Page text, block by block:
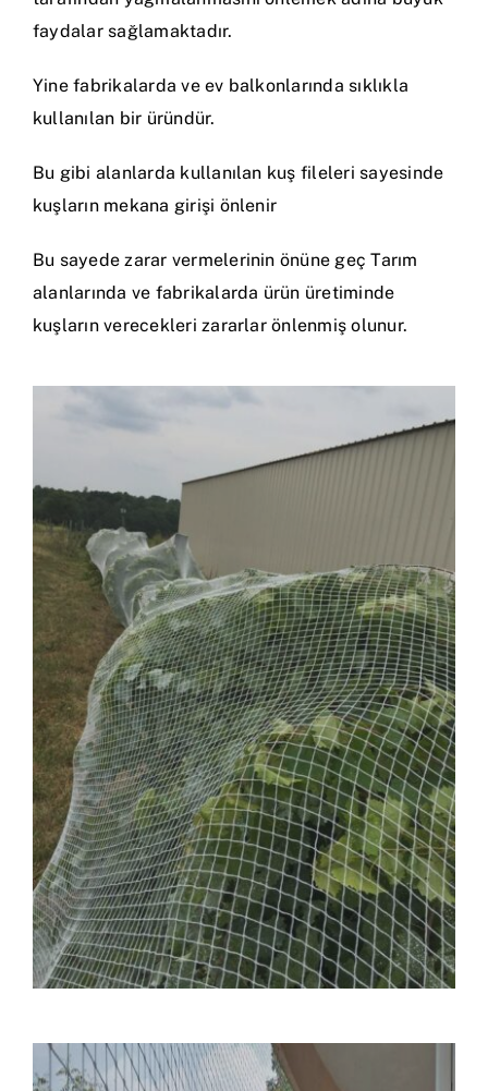
faydalar sağlamaktadır.
Yine fabrikalarda ve ev balkonlarında sıklıkla
kullanılan bir üründür.
Bu gibi alanlarda kullanılan kuş fileleri sayesinde
kuşların mekana girişi önlenir
Bu sayede zarar vermelerinin önüne geç Tarım
alanlarında ve fabrikalarda ürün üretiminde
kuşların verecekleri zararlar önlenmiş olunur.